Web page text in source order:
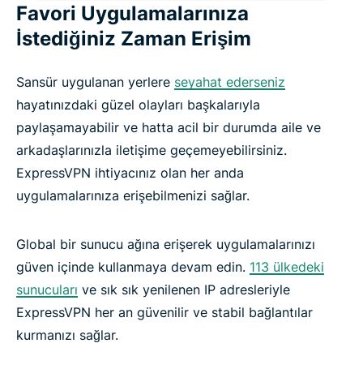
Favori Uygulamalarınıza
İstediğiniz Zaman Erişim
Sansür uygulanan yerlere seyahat ederseniz
hayatınızdaki güzel olayları başkalarıyla
paylaşamayabilir ve hatta acil bir durumda aile ve
arkadaşlarınızla iletişime geçemeyebilirsiniz.
ExpressVPN ihtiyacınız olan her anda
uygulamalarınıza erişebilmenizi sağlar.
Global bir sunucu ağına erişerek uygulamalarınızı
güven içinde kullanmaya devam edin. 113 ülkedeki
sunucuları ve sık sık yenilenen IP adresleriyle
ExpressVPN her an güvenilir ve stabil bağlantılar
kurmanızı sağlar.